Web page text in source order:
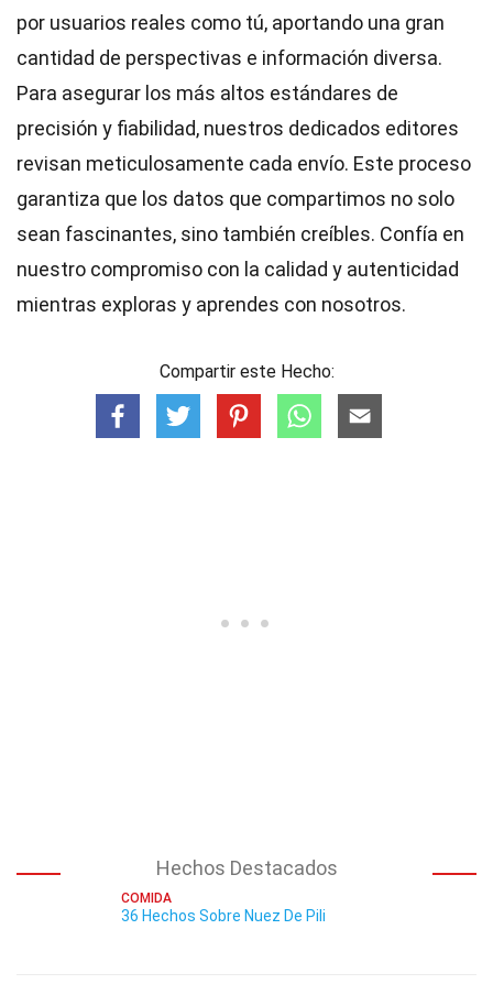
por usuarios reales como tú, aportando una gran
cantidad de perspectivas e información diversa.
Para asegurar los más altos estándares de
precisión y fiabilidad, nuestros dedicados editores
revisan meticulosamente cada envío. Este proceso
garantiza que los datos que compartimos no solo
sean fascinantes, sino también creíbles. Confía en
nuestro compromiso con la calidad y autenticidad
mientras exploras y aprendes con nosotros.
Compartir este Hecho:
Hechos Destacados
COMIDA
36 Hechos Sobre Nuez De Pili